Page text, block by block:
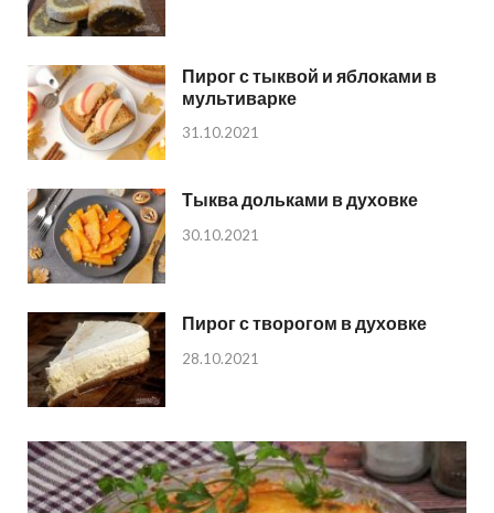
Пирог с тыквой и яблоками в
мультиварке
31.10.2021
Тыква дольками в духовке
30.10.2021
Пирог с творогом в духовке
28.10.2021